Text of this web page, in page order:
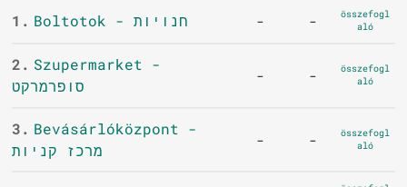
1.
Boltotok - חנויות - -
összefogl
aló
2. Szupermarket -
סופרמרקט
- -
összefogl
aló
3. Bevásárlóközpont -
מרכז קניות
- -
összefogl
aló